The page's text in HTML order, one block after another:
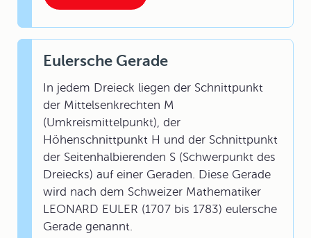
Eulersche Gerade
In jedem Dreieck liegen der Schnittpunkt
der Mittelsenkrechten M
(Umkreismittelpunkt), der
Höhenschnittpunkt H und der Schnittpunkt
der Seitenhalbierenden S (Schwerpunkt des
Dreiecks) auf einer Geraden. Diese Gerade
wird nach dem Schweizer Mathematiker
LEONARD EULER (1707 bis 1783) eulersche
Gerade genannt.